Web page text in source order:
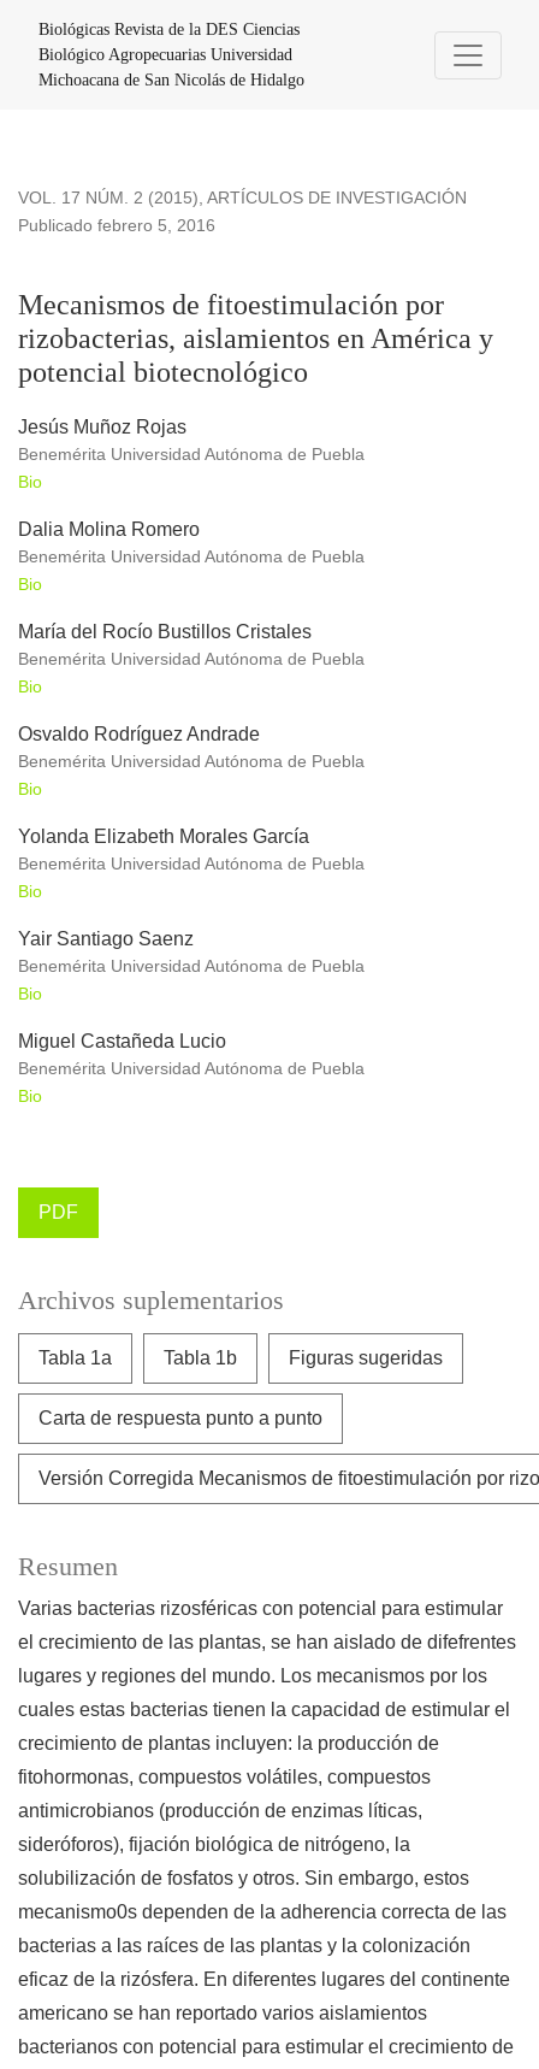
Biológicas Revista de la DES Ciencias
Biológico Agropecuarias Universidad
Michoacana de San Nicolás de Hidalgo
VOL. 17 NÚM. 2 (2015), ARTÍCULOS DE INVESTIGACIÓN
Mecanismos de fitoestimulación por
rizobacterias, aislamientos en América y
potencial biotecnológico
Publicado febrero 5, 2016
Jesús Muñoz Rojas
Benemérita Universidad Autónoma de Puebla
Bio
Dalia Molina Romero
Benemérita Universidad Autónoma de Puebla
Bio
María del Rocío Bustillos Cristales
Benemérita Universidad Autónoma de Puebla
Bio
Osvaldo Rodríguez Andrade
Benemérita Universidad Autónoma de Puebla
Bio
Yolanda Elizabeth Morales García
Benemérita Universidad Autónoma de Puebla
Bio
Yair Santiago Saenz
Benemérita Universidad Autónoma de Puebla
Bio
Miguel Castañeda Lucio
Benemérita Universidad Autónoma de Puebla
Bio
PDF
Archivos suplementarios
Tabla 1a Tabla 1b Figuras sugeridas
Carta de respuesta punto a punto
Versión Corregida Mecanismos de fitoestimulación por
Resumen
Varias bacterias rizosféricas con potencial para estimular
el crecimiento de las plantas, se han aislado de difefrentes
lugares y regiones del mundo. Los mecanismos por los
cuales estas bacterias tienen la capacidad de estimular el
crecimiento de plantas incluyen: la producción de
fitohormonas, compuestos volátiles, compuestos
antimicrobianos (producción de enzimas líticas,
sideróforos), fijación biológica de nitrógeno, la
solubilización de fosfatos y otros. Sin embargo, estos
mecanismo0s dependen de la adherencia correcta de las
bacterias a las raíces de las plantas y la colonización
eficaz de la rizósfera. En diferentes lugares del continente
americano se han reportado varios aislamientos
bacterianos con potencial para estimular el crecimiento de